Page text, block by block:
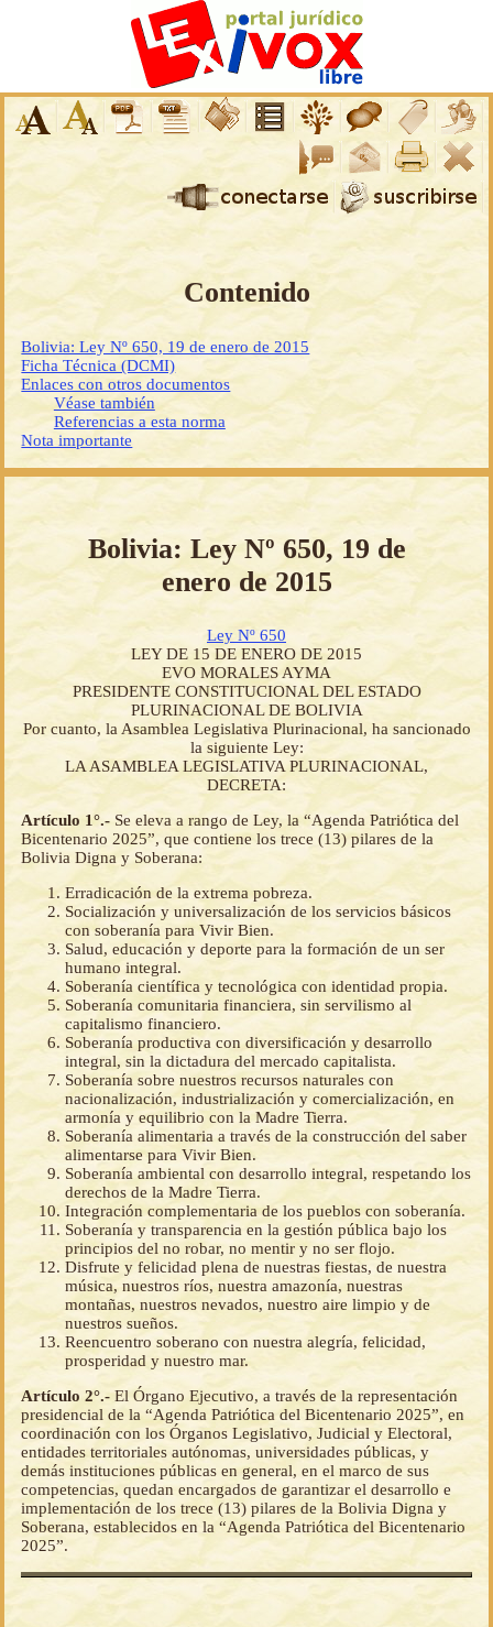
Contenido
Bolivia: Ley Nº 650, 19 de enero de 2015
Ficha Técnica (DCMI)
Enlaces con otros documentos
Véase también
Referencias a esta norma
Nota importante
Bolivia: Ley Nº 650, 19 de
enero de 2015
Ley Nº 650
LEY DE 15 DE ENERO DE 2015
EVO MORALES AYMA
PRESIDENTE CONSTITUCIONAL DEL ESTADO
PLURINACIONAL DE BOLIVIA
Por cuanto, la Asamblea Legislativa Plurinacional, ha sancionado
la siguiente Ley:
LA ASAMBLEA LEGISLATIVA PLURINACIONAL,
DECRETA:
Artículo 1°.- Se eleva a rango de Ley, la “Agenda Patriótica del
Bicentenario 2025”, que contiene los trece (13) pilares de la
Bolivia Digna y Soberana:
Erradicación de la extrema pobreza.
Socialización y universalización de los servicios básicos
con soberanía para Vivir Bien.
Salud, educación y deporte para la formación de un ser
humano integral.
Soberanía científica y tecnológica con identidad propia.
Soberanía comunitaria financiera, sin servilismo al
capitalismo financiero.
Soberanía productiva con diversificación y desarrollo
integral, sin la dictadura del mercado capitalista.
Soberanía sobre nuestros recursos naturales con
nacionalización, industrialización y comercialización, en
armonía y equilibrio con la Madre Tierra.
Soberanía alimentaria a través de la construcción del saber
alimentarse para Vivir Bien.
Soberanía ambiental con desarrollo integral, respetando los
derechos de la Madre Tierra.
Integración complementaria de los pueblos con soberanía.
Soberanía y transparencia en la gestión pública bajo los
principios del no robar, no mentir y no ser flojo.
Disfrute y felicidad plena de nuestras fiestas, de nuestra
música, nuestros ríos, nuestra amazonía, nuestras
montañas, nuestros nevados, nuestro aire limpio y de
nuestros sueños.
Reencuentro soberano con nuestra alegría, felicidad,
prosperidad y nuestro mar.
Artículo 2°.-El Órgano Ejecutivo, a través de la representación
presidencial de la “Agenda Patriótica del Bicentenario 2025”, en
coordinación con los Órganos Legislativo, Judicial y Electoral,
entidades territoriales autónomas, universidades públicas, y
demás instituciones públicas en general, en el marco de sus
competencias, quedan encargados de garantizar el desarrollo e
implementación de los trece (13) pilares de la Bolivia Digna y
Soberana, establecidos en la “Agenda Patriótica del Bicentenario
2025”.